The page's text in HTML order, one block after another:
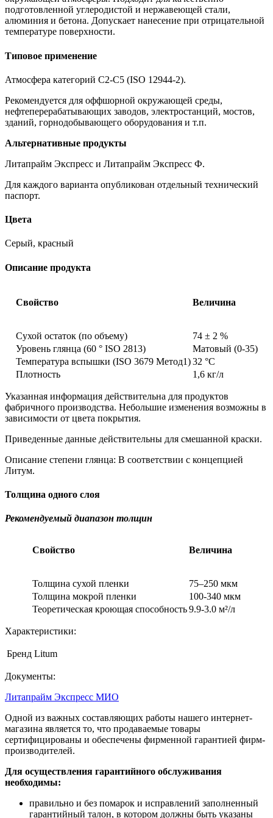
подготовленной углеродистой и нержавеющей стали,
алюминия и бетона. Допускает нанесение при отрицательной
температуре поверхности.
Типовое применение
Атмосфера категорий С2-С5 (ISO 12944-2).
Рекомендуется для оффшорной окружающей среды,
нефтеперерабатывающих заводов, электростанций, мостов,
зданий, горнодобывающего оборудования и т.п.
Альтернативные продукты
Литапрайм Экспресс и Литапрайм Экспресс Ф.
Для каждого варианта опубликован отдельный технический
паспорт.
Цвета
Серый, красный
Описание продукта
Свойство Величина
Сухой остаток (по объему)
74 ± 2 %
Уровень глянца (60 ° ISO 2813)
Матовый (0-35)
Температура вспышки (ISO 3679 Метод1) 32 °C
Плотность
1,6 кг/л
Указанная информация действительна для продуктов
фабричного производства. Небольшие изменения возможны в
зависимости от цвета покрытия.
Приведенные данные действительны для смешанной краски.
Описание степени глянца: В соответствии с концепцией
Литум.
Толщина одного слоя
Рекомендуемый диапазон толщин
Свойство Величина
Толщина сухой пленки
75–250 мкм
Толщина мокрой пленки
100-340 мкм
Теоретическая кроющая способность9.9-3.0 м²/л
Характеристики:
Бренд Litum
Документы:
Литапрайм Экспресс МИО
Одной из важных составляющих работы нашего интернет-
магазина является то, что продаваемые товары
сертифицированы и обеспечены фирменной гарантией фирм-
производителей.
Для осуществления гарантийного обслуживания
необходимы:
правильно и без помарок и исправлений заполненный
гарантийный талон, в котором должны быть указаны